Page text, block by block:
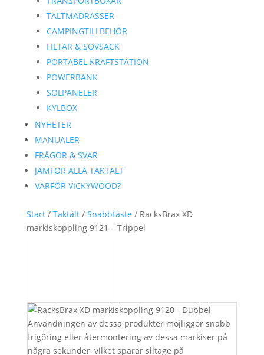
TÄLTMADRASSER
CAMPINGTILLBEHÖR
FILTAR & SOVSÄCK
PORTABEL KRAFTSTATION
POWERBANK
SOLPANELER
KYLBOX
NYHETER
MANUALER
FRÅGOR & SVAR
JÄMFOR ALLA TAKTÄLT
VARFÖR VICKYWOOD?
Start/ Taktält/ Snabbfäste / RacksBrax XD
markiskoppling 9121 – Trippel